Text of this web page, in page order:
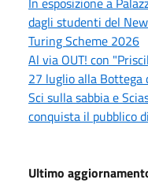
dagli studenti del
Turing Scheme 2026
Al via OUT! con
27 luglio alla Bottega
Sci sulla sabbia e
conquista il pubblico
Ultimo